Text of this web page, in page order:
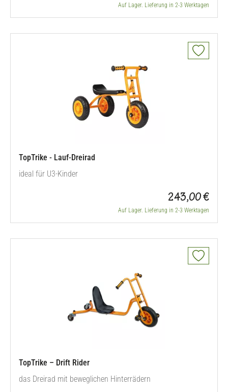
Auf Lager. Lieferung in 2-3 Werktagen
TopTrike - Lauf-Dreirad
ideal für U3-Kinder
243,00 €
Auf Lager. Lieferung in 2-3 Werktagen
TopTrike – Drift Rider
das Dreirad mit beweglichen Hinterrädern